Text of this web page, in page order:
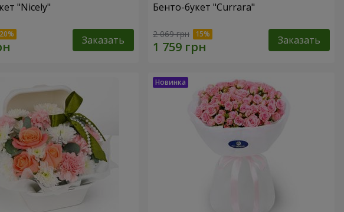
"Nicely"
Заказать
Бенто-букет "Currara"
2 069 грн Заказать